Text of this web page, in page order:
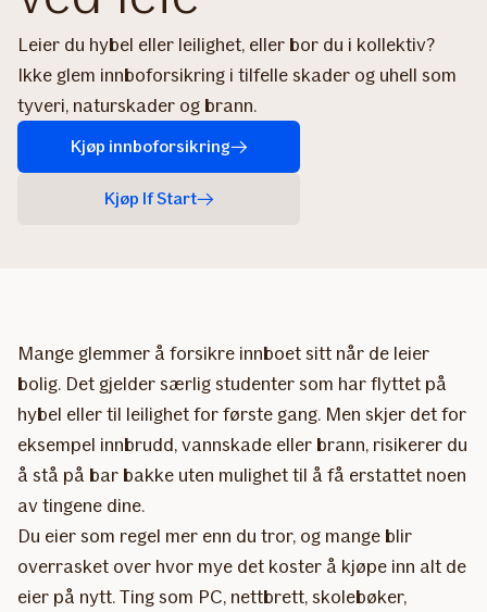
Leier du hybel eller leilighet, eller bor du i kollektiv?
Ikke glem innboforsikring i tilfelle skader og uhell som
tyveri, naturskader og brann.
Kjøp innboforsikring
Kjøp If Start
Mange glemmer å forsikre innboet sitt når de leier
bolig. Det gjelder særlig studenter som har flyttet på
hybel eller til leilighet for første gang. Men skjer det for
eksempel innbrudd, vannskade eller brann, risikerer du
å stå på bar bakke uten mulighet til å få erstattet noen
av tingene dine.
Du eier som regel mer enn du tror, og mange blir
overrasket over hvor mye det koster å kjøpe inn alt de
eier på nytt. Ting som PC, nettbrett, skolebøker,